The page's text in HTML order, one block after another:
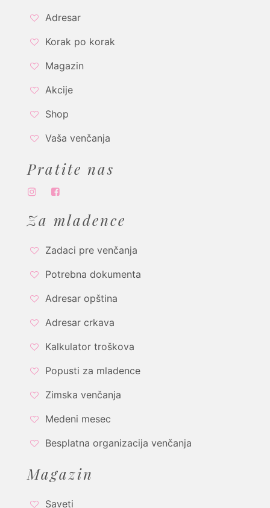
Adresar
Korak po korak
Magazin
Akcije
Shop
Vaša venčanja
Pratite nas
Za mladence
Zadaci pre venčanja
Potrebna dokumenta
Adresar opština
Adresar crkava
Kalkulator troškova
Popusti za mladence
Zimska venčanja
Medeni mesec
Besplatna organizacija venčanja
Magazin
Saveti